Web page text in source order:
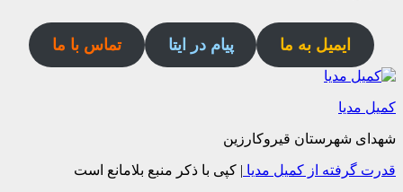
ایمیل به ما پیام در ایتا تماس با ما
کمیل مدیا
شهدای شهرستان قیروکارزین
قدرت گرفته از کمیل مدیا | کپی با ذکر منبع بلامانع است